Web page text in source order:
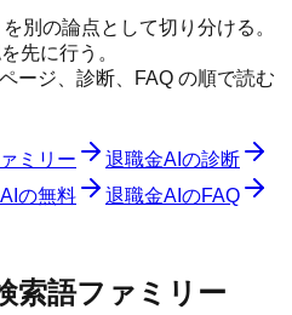
別の論点として切り分ける。
先に行う。
ージ、診断、FAQ の順で読む
ミリー
退職金AIの診断
の無料 退職金AIのFAQ
索語ファミリー